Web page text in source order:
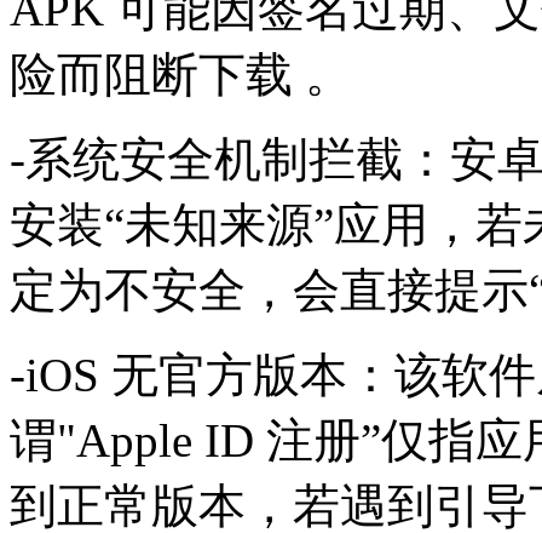
险而阻断下载 。
‌-系统安全机制拦截‌：安
安装“未知来源”应用，
定为不安全，会直接提
-‌iOS 无官方版本‌：该软
谓"Apple ID 注册”仅指应
到正常版本，若遇到引